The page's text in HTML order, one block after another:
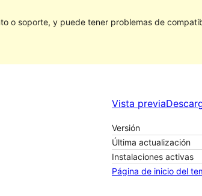
o soporte, y puede tener problemas de
Vista previa
Versión
Última actualización
Instalaciones activas
Página de inicio del